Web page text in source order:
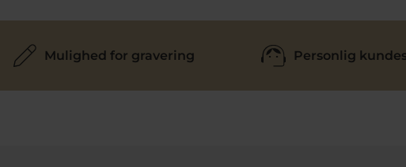
Mulighed for gravering Personlig